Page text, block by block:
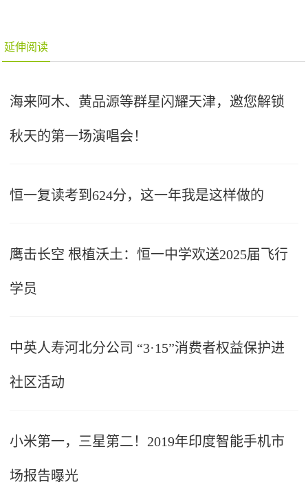
延伸阅读
海来阿木、黄品源等群星闪耀天津，邀您解锁
秋天的第一场演唱会！
恒一复读考到624分，这一年我是这样做的
鹰击长空 根植沃土：恒一中学欢送2025届飞行
学员
中英人寿河北分公司 “3·15”消费者权益保护进
社区活动
小米第一，三星第二！2019年印度智能手机市
场报告曝光